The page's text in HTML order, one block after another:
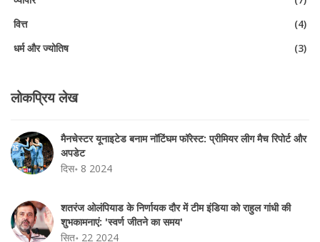
वित्त
(4)
धर्म और ज्योतिष
(3)
लोकप्रिय लेख
मैनचेस्टर यूनाइटेड बनाम नॉटिंघम फॉरेस्ट: प्रीमियर लीग मैच रिपोर्ट और
अपडेट
दिस॰ 8 2024
शतरंज ओलंपियाड के निर्णायक दौर में टीम इंडिया को राहुल गांधी की
शुभकामनाएं: 'स्वर्ण जीतने का समय'
सित॰ 22 2024